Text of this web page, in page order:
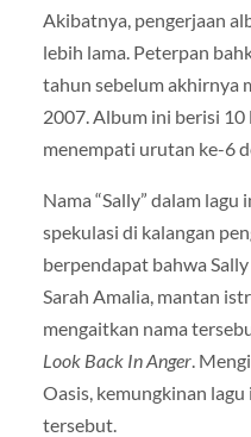
Akibatnya, pengerjaan
lebih lama. Peterpan
tahun sebelum akhirnya
2007. Album ini berisi 10
menempati urutan ke-6
Nama “Sally” dalam
spekulasi di kalangan
berpendapat bahwa
Sarah Amalia, mantan
mengaitkan nama
Look Back In Anger.
Oasis, kemungkinan
tersebut.